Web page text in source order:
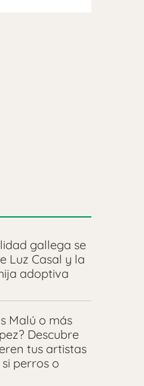
gallega se
Luz Casal y la
adoptiva
Malú o más
Descubre
tus artistas
perros o